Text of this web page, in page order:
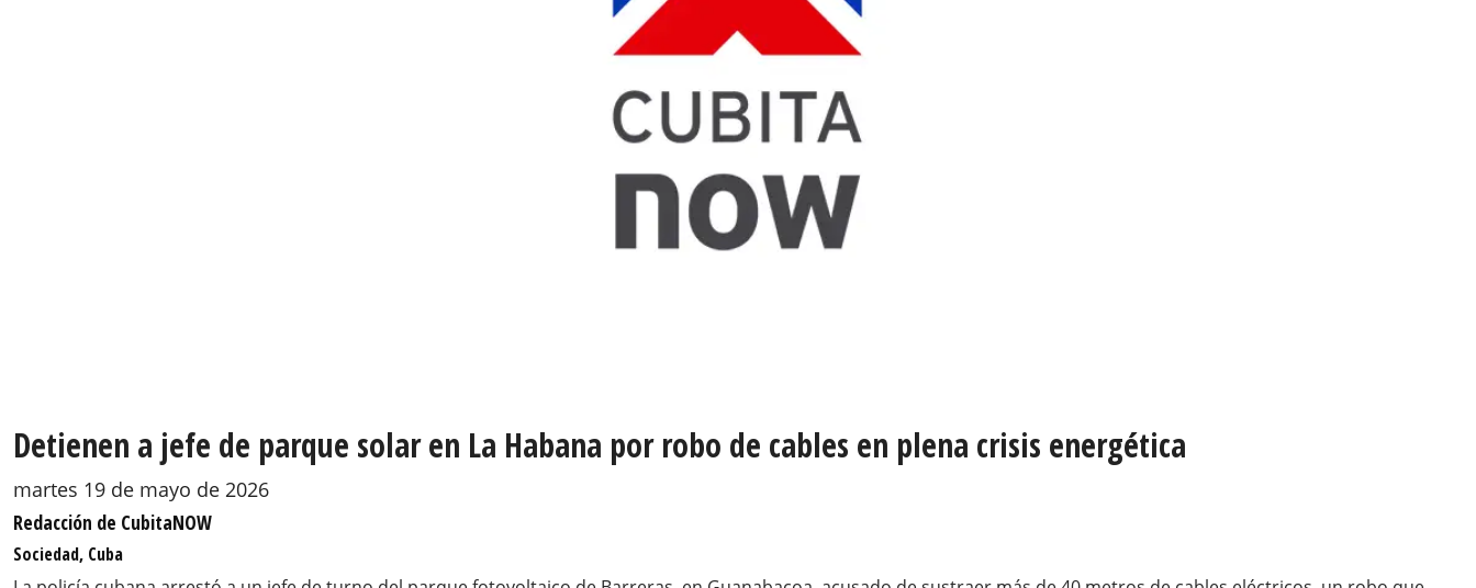
Detienen a jefe de parque solar en La Habana por robo de cables en plena crisis energética
martes 19 de mayo de 2026
Redacción de CubitaNOW
Sociedad, Cuba